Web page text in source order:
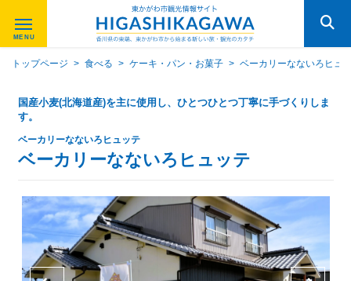
トップページ > 食べる > ケーキ・パン・お菓子 > ベーカリーなないろヒュ
国産小麦(北海道産)を主に使用し、ひとつひとつ丁寧に手づくりしま
す。
ベーカリーなないろヒュッテ
ベーカリーなないろヒュッテ